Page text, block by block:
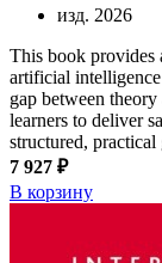
изд. 2026
This book provides
artificial
gap between
learners to deliver
structured, practical
7 927 ₽
В корзину